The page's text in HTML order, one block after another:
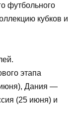
футбольного
кубков и
этапа
Дания —
(25 июня) и